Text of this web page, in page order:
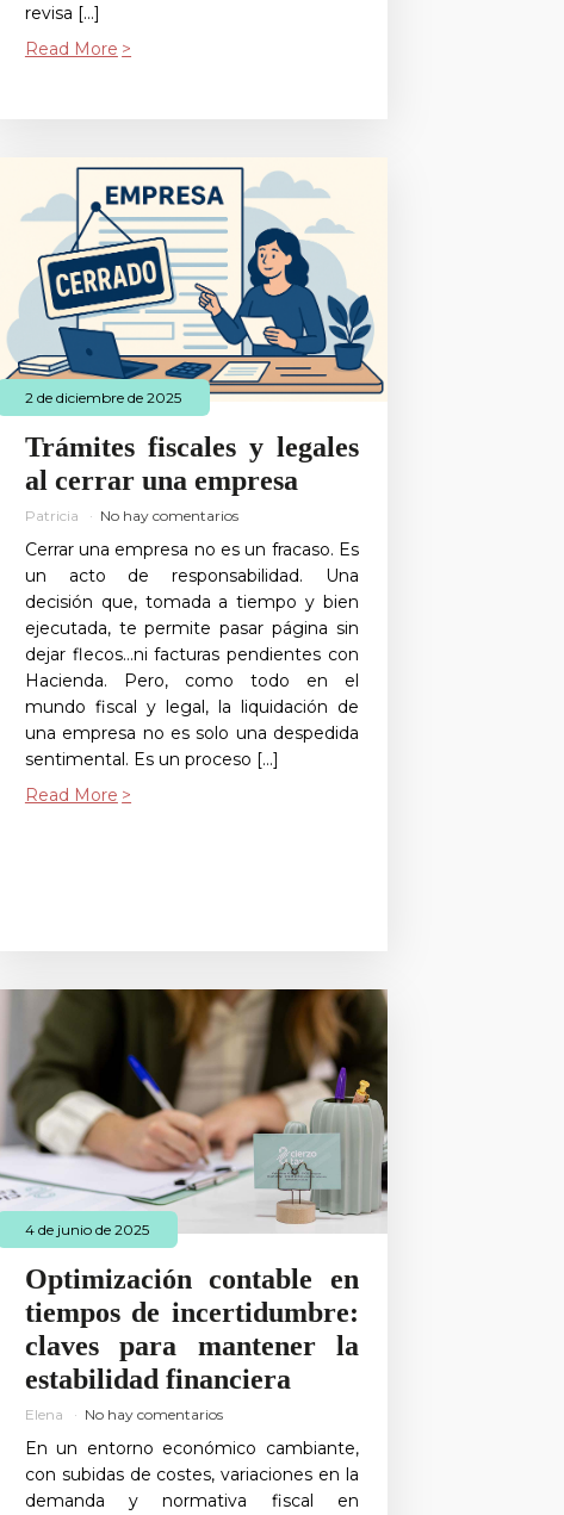
revisa […]
Read More
2 de diciembre de 2025
Trámites fiscales y legales
al cerrar una empresa
Patricia No hay comentarios
Cerrar una empresa no es un fracaso. Es
un acto de responsabilidad. Una
decisión que, tomada a tiempo y bien
ejecutada, te permite pasar página sin
dejar flecos…ni facturas pendientes con
Hacienda. Pero, como todo en el
mundo fiscal y legal, la liquidación de
una empresa no es solo una despedida
sentimental. Es un proceso […]
Read More
4 de junio de 2025
Optimización contable en
tiempos de incertidumbre:
claves para mantener la
estabilidad financiera
Elena No hay comentarios
En un entorno económico cambiante,
con subidas de costes, variaciones en la
demanda y normativa fiscal en